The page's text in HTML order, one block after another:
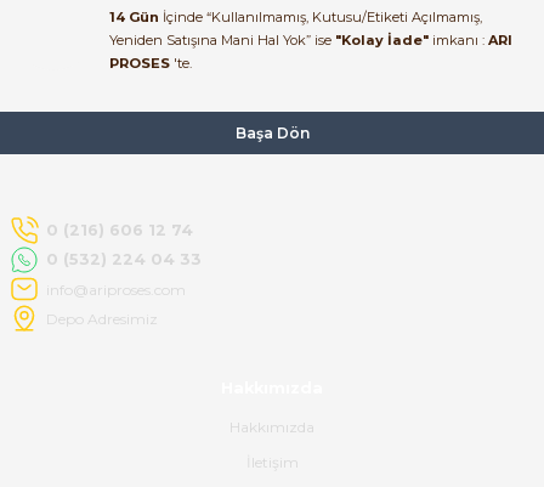
Kemal Toktaş | 20/06/2026
problemsiz geçti.
Kemal Toktaş | 20/06/2026
Havale ile odeme yaptim ve
tedirgindim ama saticinin
sonrasindaki iletisim ve
bilgilendirmesinden cok
memnun kaldim. Kesinlikle
tavsiye ederim.
14 Gün İçinde “Kullanılmamış, Kutusu/Etiketi Açılmamış,
Yeniden Satışına Mani Hal Yok” ise "Kolay İade" imkanı : ARI
PROSES 'te.
Başa Dön
0 (216) 606 12 74
0 (532) 224 04 33
info@ariproses.com
Depo Adresimiz
Hakkımızda
İletişim